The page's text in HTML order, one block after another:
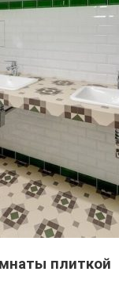
плиткой